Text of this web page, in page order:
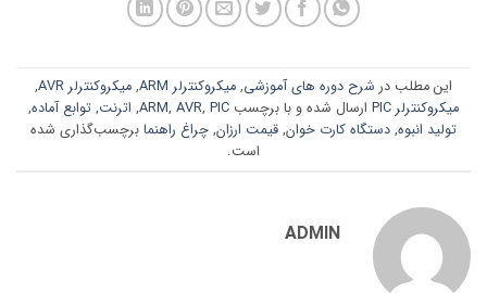
این مطلب در شرح دوره های آموزشی, میکروکنترلر ARM , میکروکنترلر AVR
,
میکروکنترلر PIC
ارسال شده و با برچسب ARM, AVR, PIC
, اترنت, توابع آماده,
تولید انبوه, دستگاه کارت خوان, قیمت ارزان, چراغ راهنما برچسب‌گذاری شده
است.
ADMIN